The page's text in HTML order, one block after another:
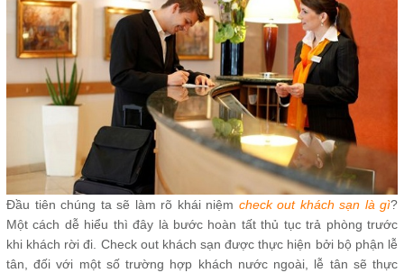
Đầu tiên chúng ta sẽ làm rõ khái niệm check out khách sạn là gì?
Một cách dễ hiểu thì đây là bước hoàn tất thủ tục trả phòng trước
khi khách rời đi. Check out khách sạn được thực hiện bởi bộ phận lễ
tân, đối với một số trường hợp khách nước ngoài, lễ tân sẽ thực